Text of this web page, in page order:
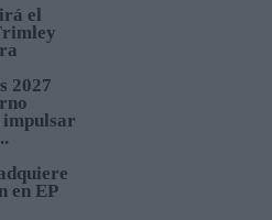
el
2027
en EP